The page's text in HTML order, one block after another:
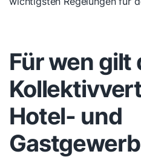
Für wen gilt
Hotel- und